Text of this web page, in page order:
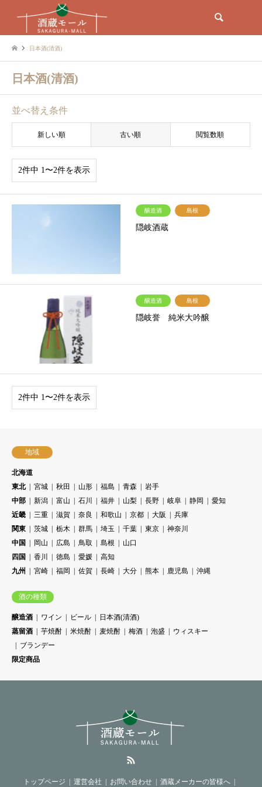
日本酒(清酒)
日本酒(清酒)
並べ替え条件
新しい順 古い順 閲覧数順
2件中 1〜2件を表示
醸造酒 島根
隠岐酒蔵
醸造酒 島根
隠岐誉 純米大吟醸
2件中 1〜2件を表示
地域
北海道
東北
宮城 秋田 山形 福島 青森
岩手
中部
新潟 富山 石川 福井 山梨 長野 岐阜 静岡
愛知
近畿
三重 滋賀 奈良 和歌山 京都 大阪
兵庫
関東
茨城 栃木 群馬 埼玉 千葉 東京
神奈川
中国
岡山 広島 鳥取 島根
山口
四国
香川 徳島 愛媛
高知
九州
宮崎 福岡 佐賀 長崎 大分 熊本 鹿児島 沖縄
酒の種類
醸造酒 ワイン ビール
日本酒(清酒)
蒸留酒
芋焼酎 米焼酎 麦焼酎 梅酒 泡盛
ウィスキー
ブランデー
限定商品
トップページ 運営会社 お問い合わせ 酒蔵メーカーの皆様へ